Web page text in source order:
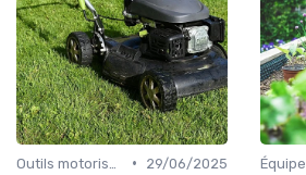
•
29/06/2025